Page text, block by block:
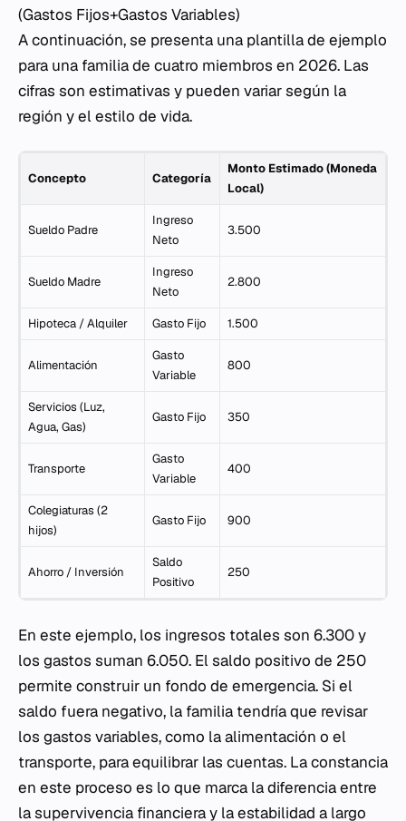
(Gastos Fijos+Gastos Variables)
A continuación, se presenta una plantilla de ejemplo
para una familia de cuatro miembros en 2026. Las
cifras son estimativas y pueden variar según la
región y el estilo de vida.
Concepto Categoría
Monto Estimado (Moneda
Local)
Sueldo Padre
Ingreso
Neto
3.500
Sueldo Madre
Ingreso
Neto
2.800
Hipoteca / Alquiler Gasto Fijo 1.500
Alimentación
Gasto
Variable
800
Servicios (Luz,
Agua, Gas)
Gasto Fijo 350
Transporte
Gasto
Variable
400
Colegiaturas (2
hijos)
Gasto Fijo 900
Ahorro / Inversión
Saldo
Positivo
250
En este ejemplo, los ingresos totales son 6.300 y
los gastos suman 6.050. El saldo positivo de 250
permite construir un fondo de emergencia. Si el
saldo fuera negativo, la familia tendría que revisar
los gastos variables, como la alimentación o el
transporte, para equilibrar las cuentas. La constancia
en este proceso es lo que marca la diferencia entre
la supervivencia financiera y la estabilidad a largo